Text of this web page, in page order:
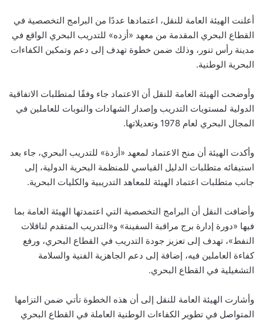
أعلنت الهيئة العامة للنقل، اعتمادها عددًا من البرامج التخصصية في
القطاع البحري المقدمة من معهد «أزده» للتدريب البحري الواقع في
مدينة رأس تنور، وذلك ضمن خطوة تهدف إلى دعم وتمكين الكفاءات
البحرية الوطنية.
وأوضحت الهيئة العامة للنقل أن الاعتماد جاء وفقًا لمتطلبات الاتفاقية
الدولية لمستويات التدريب وإصدار الشهادات والنوبات للعاملين في
المجال البحري لعام 1978 وتعديلاتها.
وأكدت الهيئة أن منح الاعتماد لمعهد «أزدة» للتدريب البحري، جاء بعد
استيفائه متطلبات الدليل القياسي للمنظمة البحرية الدولية، إلى
جانب متطلبات اعتماد الهيئة للمعاهد التدريبية والكليات البحرية.
وأضافت النقل أن البرامج التخصصية التي اعتمدتها الهيئة العامة بما
فيها «دورة إدارة برج مراقبة السفينة» و«التدريب المتقدم لناقلات
النفط»، تهدف إلى تعزيز جودة التدريب في القطاع البحري، ورفع
كفاءة العاملين فيه، إضافة إلى دعم الجاهزية الفنية والسلامة
التشغيلية في القطاع البحري.
وأشارت الهيئة العامة للنقل إلى أن هذه الخطوة تأتي ضمن التزامها
المتواصل في تطوير الكفاءات الوطنية العاملة في القطاع البحري